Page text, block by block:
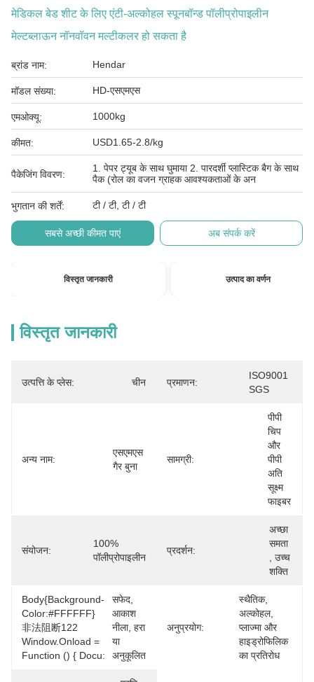
मेडिकल बेड शीट के लिए एंटी-अल्कोहल स्पूनबॉन्ड पॉलीप्रोपाइलीन
मेल्टब्लाऊन नॉनवॉवन मल्टीकलर हो सकता है
ब्रांड नाम: Hendar
मॉडल संख्या: HD-एसएमएस
एमओक्यू: 1000kg
कीमत: USD1.65-2.8/kg
पैकेजिंग विवरण:
1. पेपर ट्यूब के साथ घुमाया 2. पारदर्शी प्लास्टिक बैग के साथ
पैक (रोल का वजन ग्राहक आवश्यकताओं के अन
भुगतान की शर्तें: टी / टी, टी / टी
सबसे अच्छी कीमत पाएं अब संपर्क करें
विस्तृत जानकारी उत्पाद का वर्णन
विस्तृत जानकारी
उत्पत्ति के प्लेस: चीन प्रमाणन:
ISO9001
SGS
अन्य नाम:
एसएमएस
गैर बुना
सामग्री:
पीपी
चिप
और
पीपी
अति
सूक्ष्म
फाइबर
संयोजन:
100%
पॉलीप्रोपाइलीन
प्रदर्शन:
अच्छा
समता
, उच्च
शक्ति
Body{background-
Color:#FFFFFF}
非法阻断122
Window.onload =
Function () { Docu:
सफेद,
आकाश
नीला, हरा
या
अनुकूलित
अनुप्रयोग:
स्थैतिक,
अल्कोहल,
प्लाज्मा और
हाइड्रोफिलिक
का प्रतिरोध